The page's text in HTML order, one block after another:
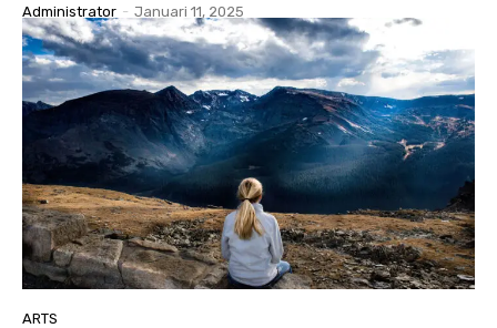
Administrator - Januari 11, 2025
ARTS